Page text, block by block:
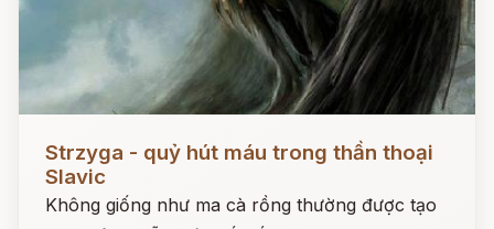
Strzyga - quỷ hút máu trong thần thoại
Slavic
Không giống như ma cà rồng thường được tạo